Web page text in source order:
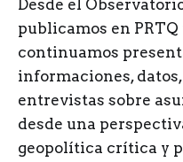
Desde el
publicamos en
continuamos
informaciones,
entrevistas sobre
desde una
geopolítica crítica y